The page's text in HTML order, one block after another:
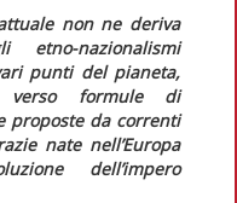
non ne deriva
nazionalismi
punti del pianeta,
formule di
proposte da correnti
nate nell’Europa
dell’impero